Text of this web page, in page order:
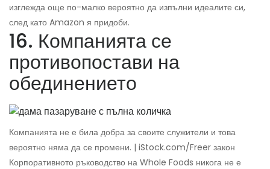
изглежда още по-малко вероятно да изпълни идеалите си,
след като Amazon я придоби.
16. Компанията се
противопостави на
обединението
Компанията не е била добра за своите служители и това
вероятно няма да се промени. | iStock.com/Freer закон
Корпоративното ръководство на Whole Foods никога не е